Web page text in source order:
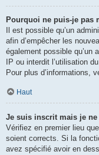
Pourquoi ne puis-je pas
Il est possible qu’un
afin d’empêcher les
également possible qu’un
IP ou interdit l’utilisation
Pour plus d’informations,
Haut
Je suis inscrit mais je
Vérifiez en premier lieu
soient corrects. Si la
avez spécifié avoir en